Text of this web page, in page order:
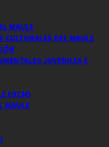
MAULE
CULTURALES DEL MAULE
JUVENILES E
(OCM)
MAULE